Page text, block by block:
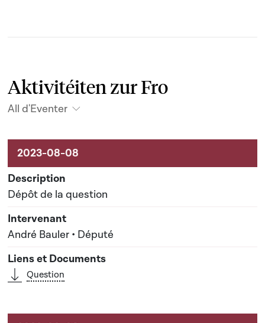
Aktivitéiten zur Fro
All d'Eventer
Aktivitéiten um Dossier
Dépôt de la question
André Bauler • Député
Question